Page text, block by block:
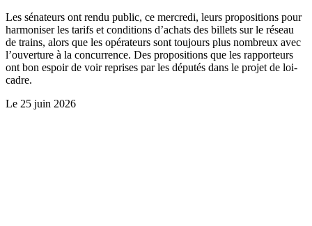
Les sénateurs ont rendu public, ce mercredi, leurs propositions pour
harmoniser les tarifs et conditions d’achats des billets sur le réseau
de trains, alors que les opérateurs sont toujours plus nombreux avec
l’ouverture à la concurrence. Des propositions que les rapporteurs
ont bon espoir de voir reprises par les députés dans le projet de loi-
cadre.
Le 25 juin 2026